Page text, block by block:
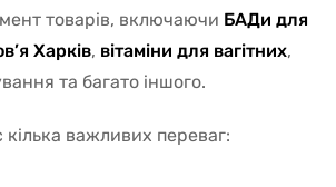
товарів, включаючи БАДи для
Харків, вітаміни для вагітних,
та багато іншого.
важливих переваг: